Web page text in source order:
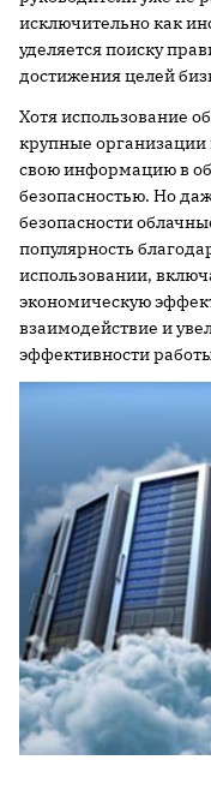
исключительно как
уделяется поиску
достижения целей
Хотя использование
крупные
свою информацию в
безопасностью. Но
безопасности
популярность
использовании,
экономическую
взаимодействие и
эффективности